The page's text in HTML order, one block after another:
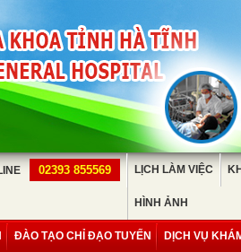
02393 855569 LỊCH LÀM VIỆC
HÌNH ẢNH
ĐÀO TẠO CHỈ ĐẠO TUYẾN DỊCH VỤ